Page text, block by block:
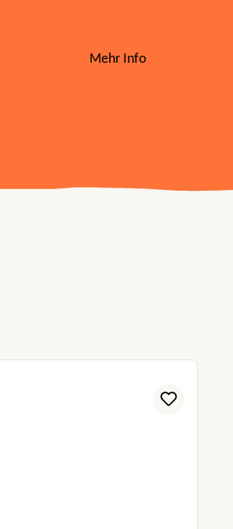
Mehr Info